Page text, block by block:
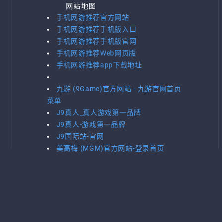
网站地图
手机网游推荐官方网站
手机网游推荐手机版入口
手机网游推荐手机版官网
手机网游推荐Web网页版
手机网游推荐app下载地址
九游 (9Game)官方网站 - 九游官网首页
菜单
J9真人_真人游戏第一品牌
J9真人-游戏第一品牌
J9国际站-官网
美高梅 (MGM)官方网站-登录首页